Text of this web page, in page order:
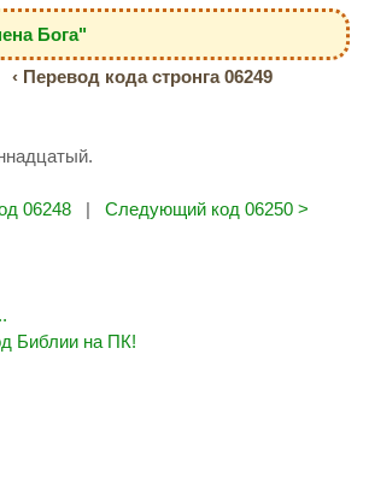
Бога"
‹ Перевод кода стронга 06249
06248 | Следующий код 06250 >
Библии на ПК!